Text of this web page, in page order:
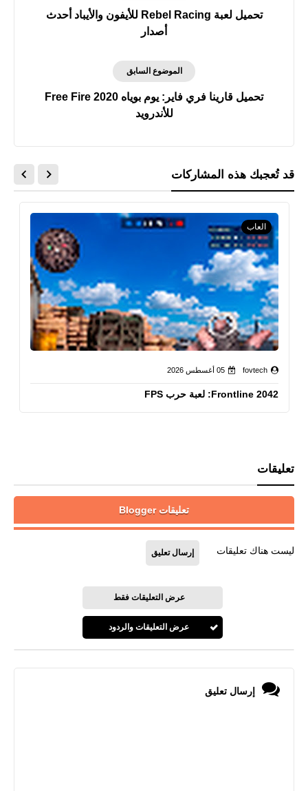
تحميل لعبة Rebel Racing‏ للأيفون والأيباد أحدث
أصدار
الموضوع السابق
تحميل قارينا فري فاير: يوم بوياه Free Fire 2020
للأندرويد
قد تُعجبك هذه المشاركات
العاب
fovtech 05 أغسطس 2026
Frontline 2042: لعبة حرب FPS
تعليقات
تعليقات Blogger
ليست هناك تعليقات إرسال تعليق
عرض التعليقات فقط
عرض التعليقات والردود
إرسال تعليق